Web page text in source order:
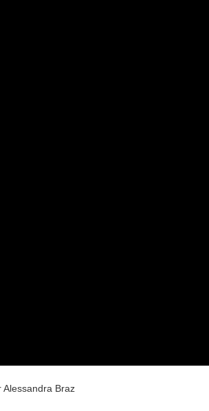
Alessandra Braz